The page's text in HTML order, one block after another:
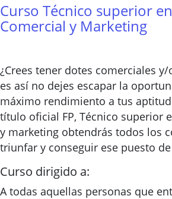
Curso Técnico superior
Comercial y Marketing
¿Crees tener dotes comerciales y/
es así no dejes escapar la
máximo rendimiento a tus
título oficial FP, Técnico superior
y marketing obtendrás todos los
triunfar y conseguir ese puesto
Curso dirigido a:
A todas aquellas personas que